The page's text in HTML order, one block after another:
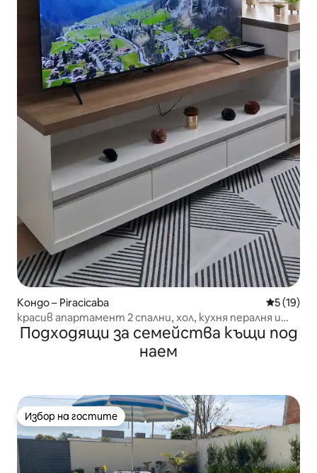
Кондо – Piracicaba Средна
5 (19)
красив апартамент 2 спални, хол, кухня пералня и
баня
Подходящи за семейства къщи под
наем
Избор на гостите
Избор на гостите